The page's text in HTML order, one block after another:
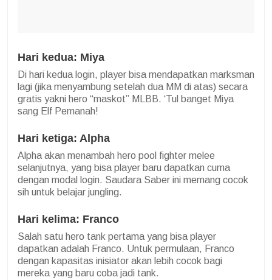
Hari kedua: Miya
Di hari kedua login, player bisa mendapatkan marksman
lagi (jika menyambung setelah dua MM di atas) secara
gratis yakni hero “maskot” MLBB. ‘Tul banget Miya
sang Elf Pemanah!
Hari ketiga: Alpha
Alpha akan menambah hero pool fighter melee
selanjutnya, yang bisa player baru dapatkan cuma
dengan modal login. Saudara Saber ini memang cocok
sih untuk belajar jungling.
Hari kelima: Franco
Salah satu hero tank pertama yang bisa player
dapatkan adalah Franco. Untuk permulaan, Franco
dengan kapasitas inisiator akan lebih cocok bagi
mereka yang baru coba jadi tank.